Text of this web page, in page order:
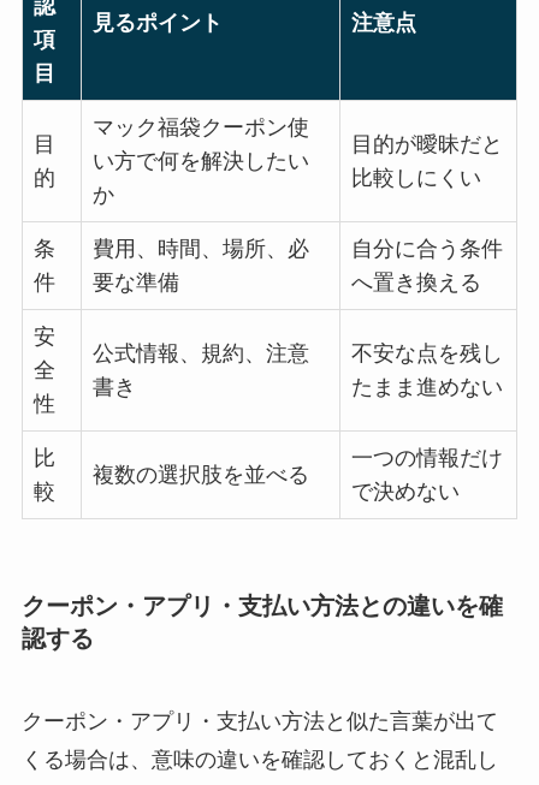
認
項
目
見るポイント 注意点
目
的
マック福袋クーポン使
い方で何を解決したい
か
目的が曖昧だと
比較しにくい
条
件
費用、時間、場所、必
要な準備
自分に合う条件
へ置き換える
安
全
性
公式情報、規約、注意
書き
不安な点を残し
たまま進めない
比
較
複数の選択肢を並べる
一つの情報だけ
で決めない
クーポン・アプリ・支払い方法との違いを確
認する
クーポン・アプリ・支払い方法と似た言葉が出て
くる場合は、意味の違いを確認しておくと混乱し